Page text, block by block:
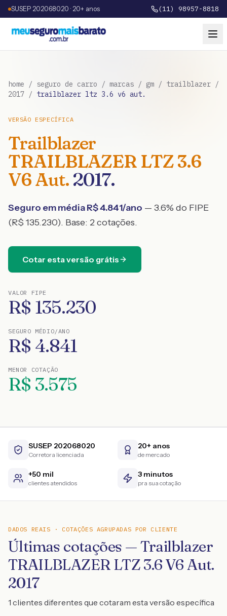
SUSEP 202068020 · 20+ anos (11) 98957-8818
home / seguro de carro / marcas / gm / trailblazer /
2017 / trailblazer ltz 3.6 v6 aut.
VERSÃO ESPECÍFICA
Trailblazer
TRAILBLAZER LTZ 3.6
V6 Aut. 2017.
Seguro em média R$4.841/ano — 3.6% do FIPE
(R$ 135.230). Base: 2cotações.
Cotar esta versão grátis
VALOR FIPE
R$ 135.230
SEGURO MÉDIO/ANO
R$ 4.841
MENOR COTAÇÃO
R$ 3.575
SUSEP 202068020
Corretora licenciada
20+ anos
de mercado
+50 mil
clientes atendidos
3 minutos
pra sua cotação
DADOS REAIS · COTAÇÕES AGRUPADAS POR CLIENTE
Últimas cotações — Trailblazer
TRAILBLAZER LTZ 3.6 V6 Aut.
2017
1 clientes diferentes que cotaram esta versão específica